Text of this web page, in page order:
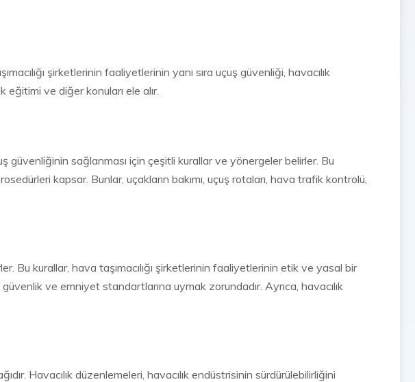
şirketlerinin faaliyetlerinin yanı sıra uçuş güvenliği, havacılık
eğitimi ve diğer konuları ele alır.
güvenliğinin sağlanması için çeşitli kurallar ve yönergeler belirler. Bu
kapsar. Bunlar, uçakların bakımı, uçuş rotaları, hava trafik kontrolü,
Bu kurallar, hava taşımacılığı şirketlerinin faaliyetlerinin etik ve yasal bir
ve emniyet standartlarına uymak zorundadır. Ayrıca, havacılık
Havacılık düzenlemeleri, havacılık endüstrisinin sürdürülebilirliğini